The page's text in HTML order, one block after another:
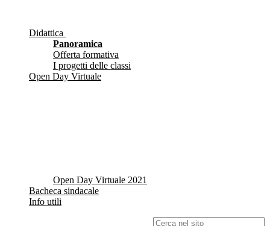
Didattica
Panoramica
Offerta formativa
I progetti delle classi
Open Day Virtuale
Open Day Virtuale 2021
Bacheca sindacale
Info utili